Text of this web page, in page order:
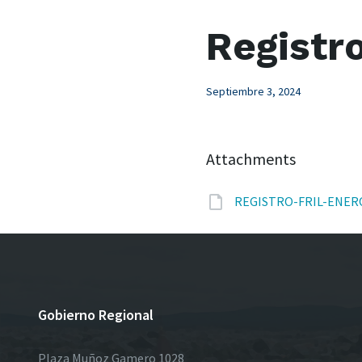
Septiembre 3, 2024
Attachments
REGISTRO-FRIL-
Gobierno Regional
Plaza Muñoz Gamero 1028